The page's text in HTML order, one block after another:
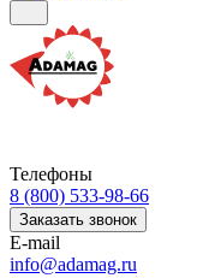
Телефоны
8 (800) 533-98-66
Заказать звонок
E-mail
info@adamag.ru